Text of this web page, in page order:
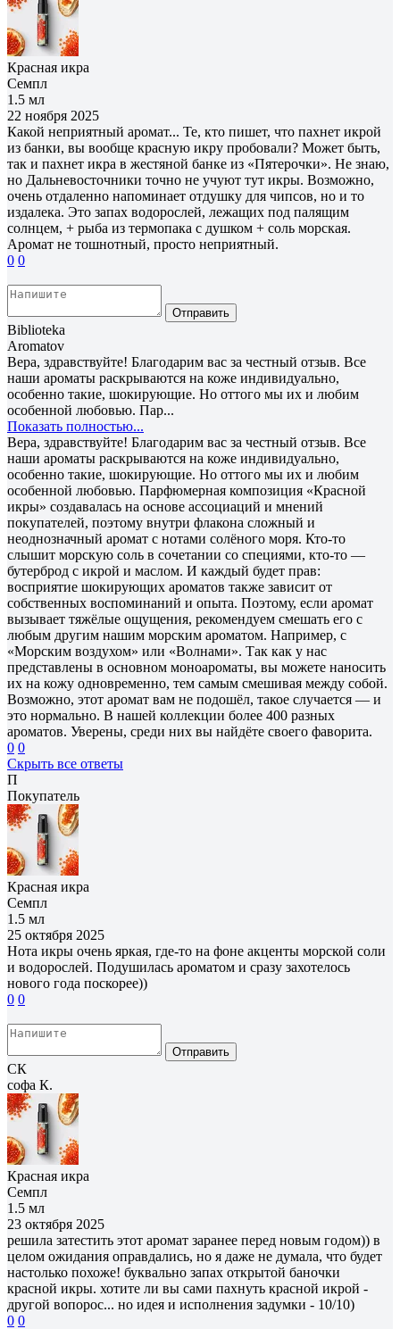
Красная икра
Семпл
1.5 мл
22 ноября 2025
Какой неприятный аромат... Те, кто пишет, что пахнет икрой
из банки, вы вообще красную икру пробовали? Может быть,
так и пахнет икра в жестяной банке из «Пятерочки». Не знаю,
но Дальневосточники точно не учуют тут икры. Возможно,
очень отдаленно напоминает отдушку для чипсов, но и то
издалека. Это запах водорослей, лежащих под палящим
солнцем, + рыба из термопака с душком + соль морская.
Аромат не тошнотный, просто неприятный.
0 0
Отправить
Biblioteka
Aromatov
Вера, здравствуйте! Благодарим вас за честный отзыв. Все
наши ароматы раскрываются на коже индивидуально,
особенно такие, шокирующие. Но оттого мы их и любим
особенной любовью. Пар...
Показать полностью...
Вера, здравствуйте! Благодарим вас за честный отзыв. Все
наши ароматы раскрываются на коже индивидуально,
особенно такие, шокирующие. Но оттого мы их и любим
особенной любовью. Парфюмерная композиция «Красной
икры» создавалась на основе ассоциаций и мнений
покупателей, поэтому внутри флакона сложный и
неоднозначный аромат с нотами солёного моря. Кто-то
слышит морскую соль в сочетании со специями, кто-то —
бутерброд с икрой и маслом. И каждый будет прав:
восприятие шокирующих ароматов также зависит от
собственных воспоминаний и опыта. Поэтому, если аромат
вызывает тяжёлые ощущения, рекомендуем смешать его с
любым другим нашим морским ароматом. Например, с
«Морским воздухом» или «Волнами». Так как у нас
представлены в основном моноароматы, вы можете наносить
их на кожу одновременно, тем самым смешивая между собой.
Возможно, этот аромат вам не подошёл, такое случается — и
это нормально. В нашей коллекции более 400 разных
ароматов. Уверены, среди них вы найдёте своего фаворита.
0 0
Скрыть все ответы
П
Покупатель
Красная икра
Семпл
1.5 мл
25 октября 2025
Нота икры очень яркая, где-то на фоне акценты морской соли
и водорослей. Подушилась ароматом и сразу захотелось
нового года поскорее))
0 0
Отправить
СК
софа К.
Красная икра
Семпл
1.5 мл
23 октября 2025
решила затестить этот аромат заранее перед новым годом)) в
целом ожидания оправдались, но я даже не думала, что будет
настолько похоже! буквально запах открытой баночки
красной икры. хотите ли вы сами пахнуть красной икрой -
другой вопорос... но идея и исполнения задумки - 10/10)
0 0